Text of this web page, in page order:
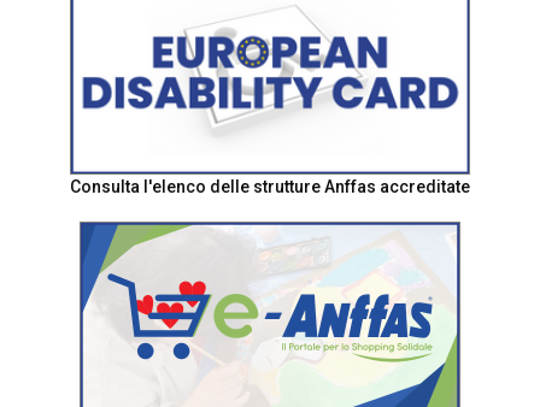
Consulta l'elenco delle strutture Anffas accreditate